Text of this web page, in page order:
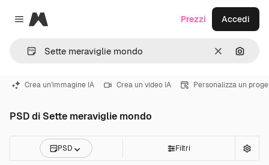
Close menu
Magnific
CancellaCerca
Prezzi Accedi
Crea un'immagine IA Crea un video IA Personalizza un
PSD di Sette meraviglie mondo
PSD Filtri